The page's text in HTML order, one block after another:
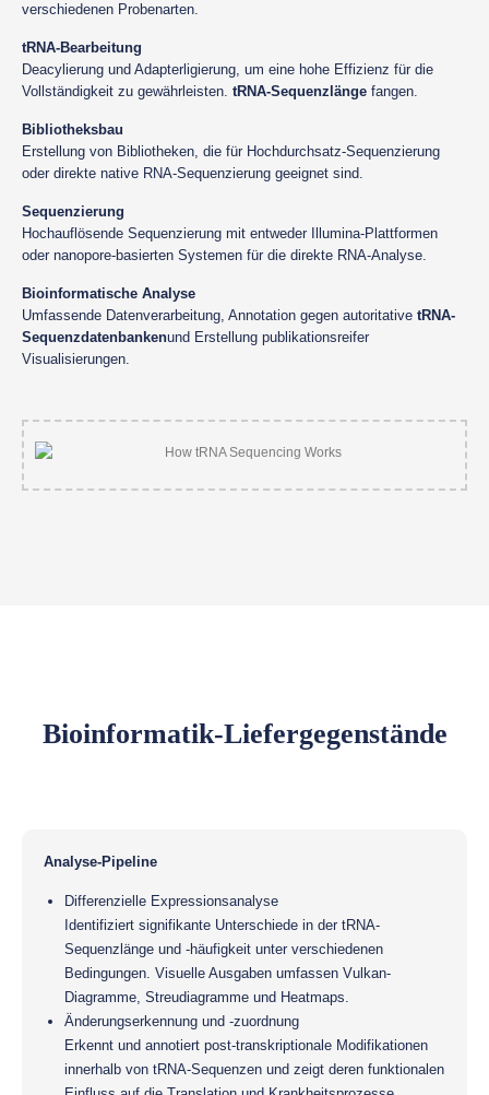
verschiedenen Probenarten.
tRNA-Bearbeitung
Deacylierung und Adapterligierung, um eine hohe Effizienz für die
Vollständigkeit zu gewährleisten. tRNA-Sequenzlänge fangen.
Bibliotheksbau
Erstellung von Bibliotheken, die für Hochdurchsatz-Sequenzierung
oder direkte native RNA-Sequenzierung geeignet sind.
Sequenzierung
Hochauflösende Sequenzierung mit entweder Illumina-Plattformen
oder nanopore-basierten Systemen für die direkte RNA-Analyse.
Bioinformatische Analyse
Umfassende Datenverarbeitung, Annotation gegen autoritative tRNA-
Sequenzdatenbankenund Erstellung publikationsreifer
Visualisierungen.
Bioinformatik-Liefergegenstände
Analyse-Pipeline
Differenzielle Expressionsanalyse
Identifiziert signifikante Unterschiede in der tRNA-
Sequenzlänge und -häufigkeit unter verschiedenen
Bedingungen. Visuelle Ausgaben umfassen Vulkan-
Diagramme, Streudiagramme und Heatmaps.
Änderungserkennung und -zuordnung
Erkennt und annotiert post-transkriptionale Modifikationen
innerhalb von tRNA-Sequenzen und zeigt deren funktionalen